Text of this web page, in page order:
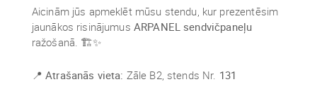
Aicinām jūs apmeklēt mūsu stendu, kur prezentēsim
jaunākos risinājumus ARPANEL sendvičpaneļu
ražošanā. 🏗️✨
📍Atrašanās vieta: Zāle B2, stends Nr. 131